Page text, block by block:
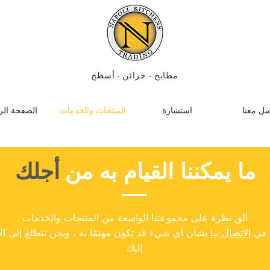
مطابخ - خزائن - أسطح
الصفحة المنتجات والخدمات استشارة معنا
ما يمكننا القيام به من أجلك
ألق نظرة على مجموعتنا الواسعة من المنتجات والخدمات
في الاتصال بنا بشأن أي شيء قد تكون مهتمًا به ، ونحن نتطلع إلى
إليك